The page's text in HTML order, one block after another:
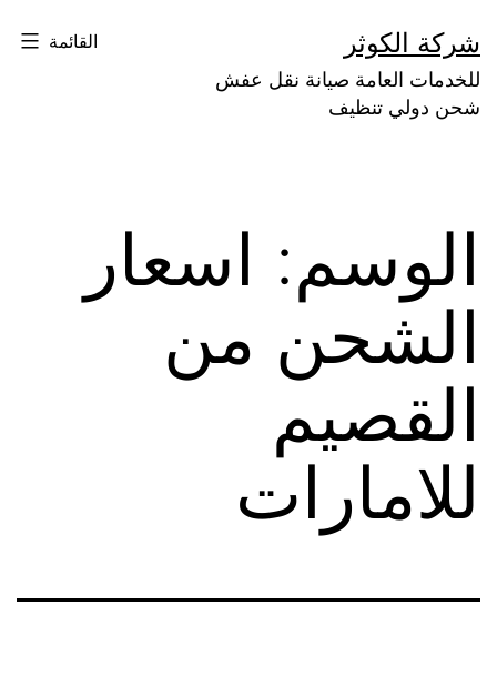
إلى
المحتوى
شركة الكوثر
للخدمات العامة صيانة نقل عفش
شحن دولي تنظيف
القائمة
الوسم: اسعار
الشحن من
القصيم
للامارات